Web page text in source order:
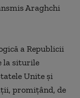
Araghchi
a Republicii
la siturile
Unite şi
promiţând, de